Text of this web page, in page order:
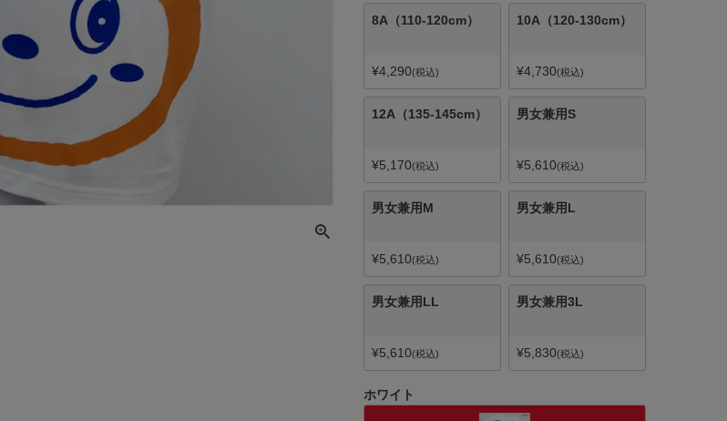
8A（110-120cm）
¥4,290 税込
10A（120-130cm）
¥4,730 税込
12A（135-145cm）
¥5,170 税込
男女兼用S
¥5,610 税込
男女兼用M
¥5,610 税込
男女兼用L
¥5,610 税込
男女兼用LL
¥5,610 税込
男女兼用3L
¥5,830 税込
ホワイト